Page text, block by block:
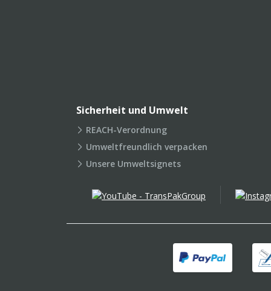
Sicherheit und Umwelt
REACH-Verordnung
Umweltfreundlich verpacken
Unsere Umweltsignets